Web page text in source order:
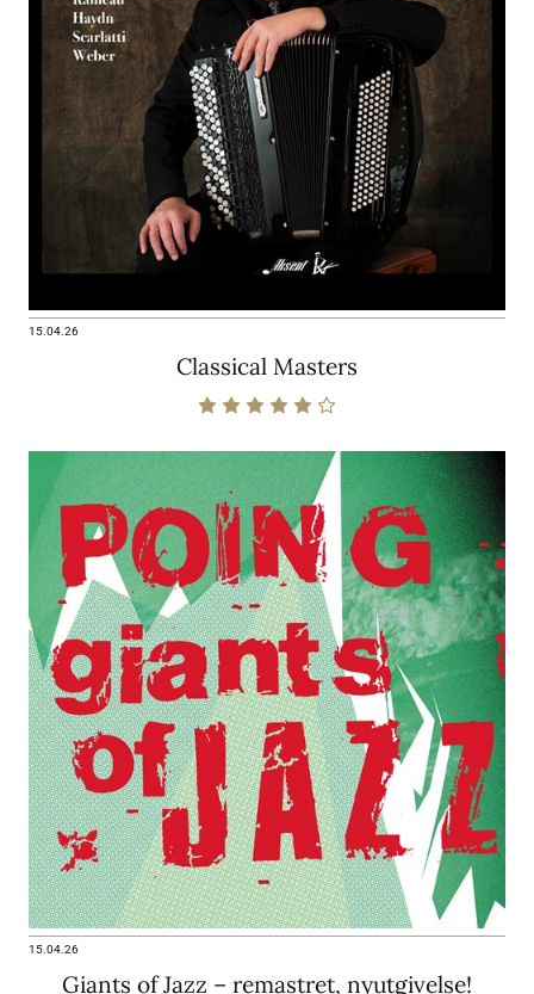
15.04.26
Classical Masters
15.04.26
Giants of Jazz – remastret, nyutgivelse!